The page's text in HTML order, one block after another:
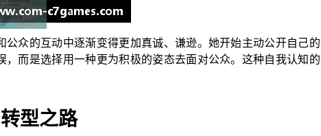
众的互动中逐渐变得更加真诚、谦逊。她开始主动公开自己的
而是选择用一种更为积极的姿态去面对公众。这种自我认知的
型之路